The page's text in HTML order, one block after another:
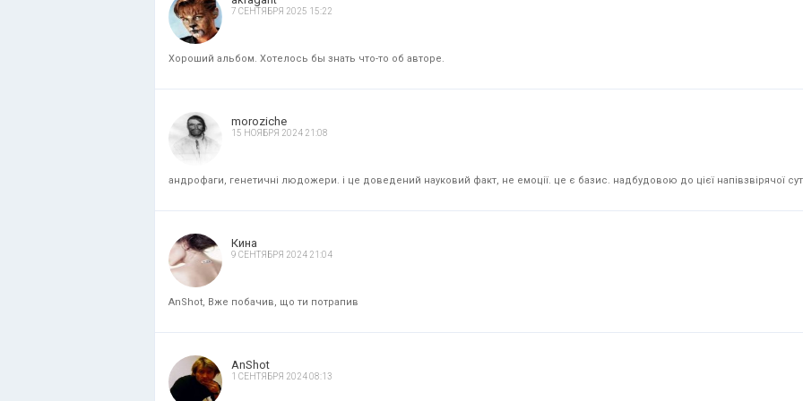
7 СЕНТЯБРЯ 2025 15:22
Хороший альбом. Хотелось бы знать что-то об авторе.
moroziche
15 НОЯБРЯ 2024 21:08
андрофаги, генетичні людожери. і це доведений науковий факт, не емоції. це є базис. надбудовою до цієї напівзвірячої
Кина
9 СЕНТЯБРЯ 2024 21:04
AnShot, Вже побачив, що ти потрапив
AnShot
1 СЕНТЯБРЯ 2024 08:13